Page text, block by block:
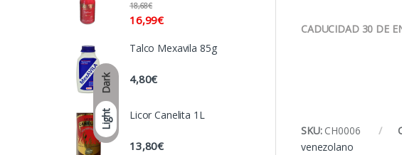
Dark
Light
CADUCIDAD 30 DE
SKU: CH0006
venezolano
16,99€
18,68€
Talco Mexavila 85g
4,80€
Licor Canelita 1L
13,80€